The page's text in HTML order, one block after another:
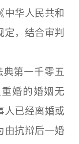
中华人民共和
，结合审判
第一千零五
婚的婚姻无
人已经离婚或
由抗辩后一婚